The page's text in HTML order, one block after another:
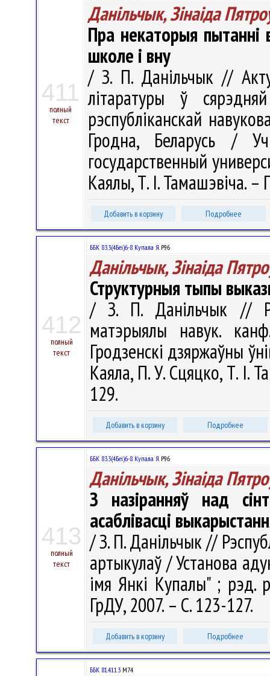
411
полный
текст
Данільчык, Зінаіда
Пра некаторыя пытанні
школе і вну
/ З. П. Данільчык //
літаратуры ў
рэспубліканскай
Гродна, Беларусь /
государственный
Каялы, Т. І. Тамашэвіча.
Добавить в корзину Подробнее
412
полный
текст
ББК 83.3(4Беі)6-8 Купала Я.Р96
Данільчык, Зінаіда
Структурныя тыпы
/ З. П. Данільчык //
матэрыялы навук.
Гродзенскi дзяржаўны
Каяла, П. У. Сцяцко, Т. І.
129.
Добавить в корзину Подробнее
413
полный
текст
ББК 83.3(4Беі)6-8 Купала Я.Р96
Данільчык, Зінаіда
З назіранняў над
асаблівасці
/ З. П. Данільчык //
артыкулаў / Установа
імя Янкі Купалы" ; рэд.
ГрДУ, 2007. – С. 123-127.
Добавить в корзину Подробнее
ББК 81.411.3 М74